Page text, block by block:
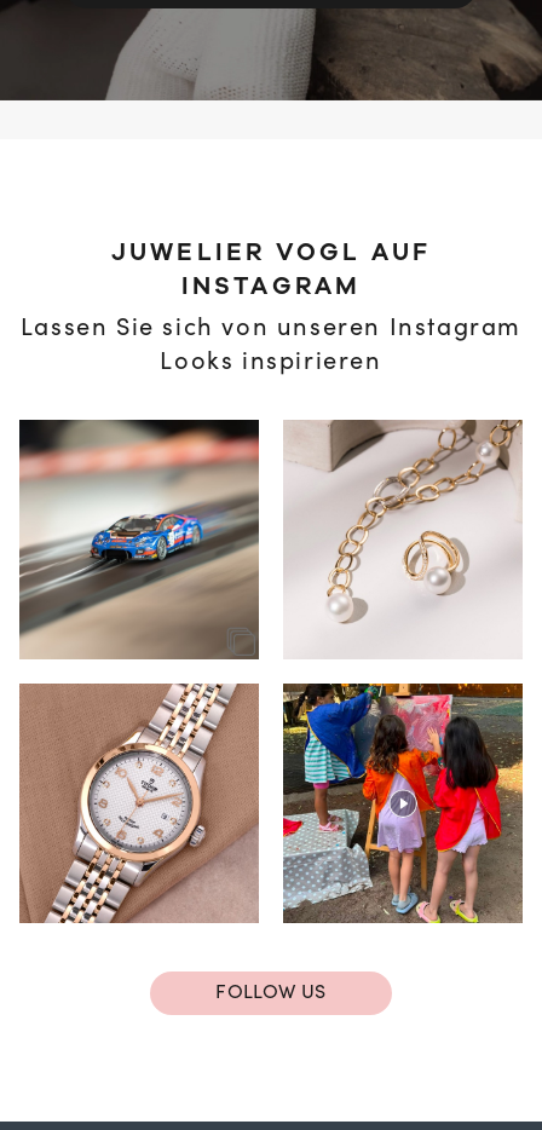
JUWELIER VOGL AUF
INSTAGRAM
Lassen Sie sich von unseren Instagram
Looks inspirieren
FOLLOW US